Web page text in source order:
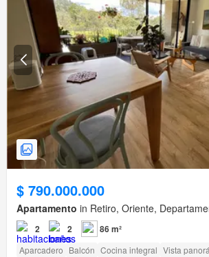
$ 790.000.000
Apartamento in Retiro, Oriente,
2 2 86 m²
Aparcadero Balcón Cocina integral Vista